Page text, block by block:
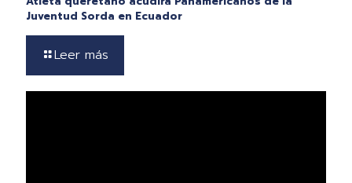
Juventud Sorda en Ecuador
Leer más